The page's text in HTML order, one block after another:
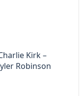
Kirk –
Robinson